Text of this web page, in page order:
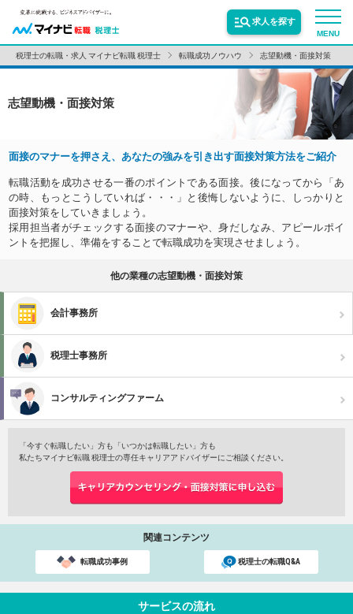
MENU
求人を探す
業界情報
求人情報
税理士の転職・求人 マイナビ転職 税理士 転職成功ノウハウ 志望動機・面接対策
志望動機・面接対策
面接のマナーを押さえ、あなたの強みを引き出す面接対策方法をご紹介
転職活動を成功させる一番のポイントである面接。後になってから「あ
の時、もっとこうしていれば・・・」と後悔しないように、しっかりと
面接対策をしていきましょう。
採用担当者がチェックする面接のマナーや、身だしなみ、アピールポイ
ントを把握し、準備をすることで転職成功を実現させましょう。
他の業種の志望動機・面接対策
会計事務所
税理士事務所
コンサルティングファーム
「今すぐ転職したい」方も「いつかは転職したい」方も
私たちマイナビ転職 税理士の専任キャリアアドバイザーにご相談ください。
関連コンテンツ
転職成功事例 税理士の転職Q&A
サービスの流れ